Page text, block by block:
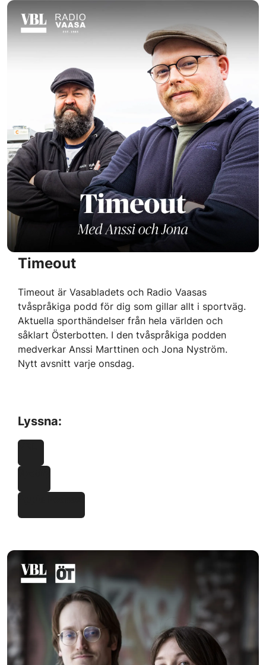
Timeout
Timeout är Vasabladets och Radio Vaasas
tvåspråkiga podd för dig som gillar allt i sportväg.
Aktuella sporthändelser från hela världen och
såklart Österbotten. I den tvåspråkiga podden
medverkar Anssi Marttinen och Jona Nyström.
Nytt avsnitt varje onsdag.
Lyssna:
VBL
Spotify
Apple Podcast